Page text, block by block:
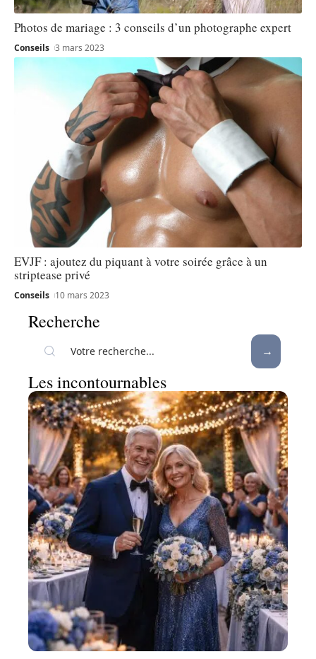
Photos de mariage : 3 conseils d’un photographe expert
Conseils 3 mars 2023
EVJF : ajoutez du piquant à votre soirée grâce à un
striptease privé
Conseils 10 mars 2023
Recherche
Les incontournables